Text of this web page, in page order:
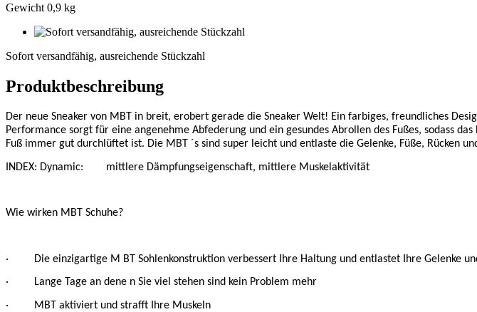
Gewicht 0,9 kg
Sofort versandfähig, ausreichende Stückzahl
Produktbeschreibung
Der neue Sneaker von MBT in breit, erobert gerade die Sneaker Welt! Ein farbiges, freundliches
Performance sorgt für eine angenehme Abfederung und ein gesundes Abrollen des Fußes, sodass
Fuß immer gut durchlüftet ist. Die MBT ´s sind super leicht und entlaste die Gelenke, Füße, Rücken
INDEX: Dynamic: mittlere Dämpfungseigenschaft, mittlere Muskelaktivität
Wie wirken MBT Schuhe?
· Die einzigartige M BT Sohlenkonstruktion verbessert Ihre Haltung und entlastet Ihre Gelenke
· Lange Tage an dene n Sie viel stehen sind kein Problem mehr
· MBT aktiviert und strafft Ihre Muskeln